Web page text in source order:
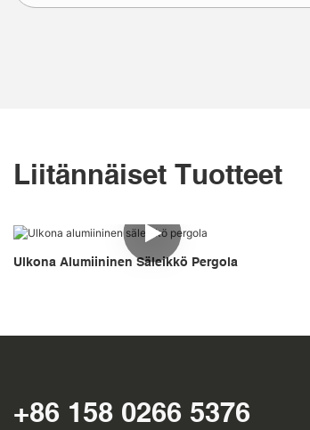
Liitännäiset Tuotteet
Ulkona Alumiininen Säleikkö Pergola
+86 158 0266 5376